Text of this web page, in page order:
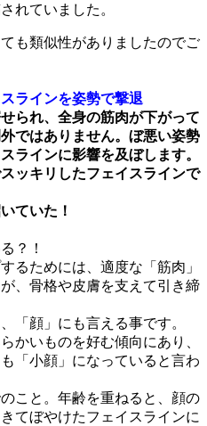
れていました。
も類似性がありましたのでご
ラインを姿勢で撃退
られ、全身の筋肉が下がって
ではありません。ぼ悪い姿勢
ラインに影響を及ぼします。
ッキリしたフェイスラインで
ていた！
？！
るためには、適度な「筋肉」
、骨格や皮膚を支えて引き締
「顔」にも言える事です。
かいものを好む傾向にあり、
「小顔」になっていると言わ
こと。年齢を重ねると、顔の
てぼやけたフェイスラインに